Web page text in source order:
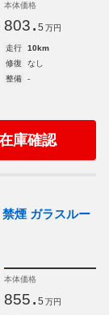
本体価格
803. 5 万円
走行
10km
修復
なし
整備
-
庫確認
煙 ガラスルー
本体価格
855. 5 万円